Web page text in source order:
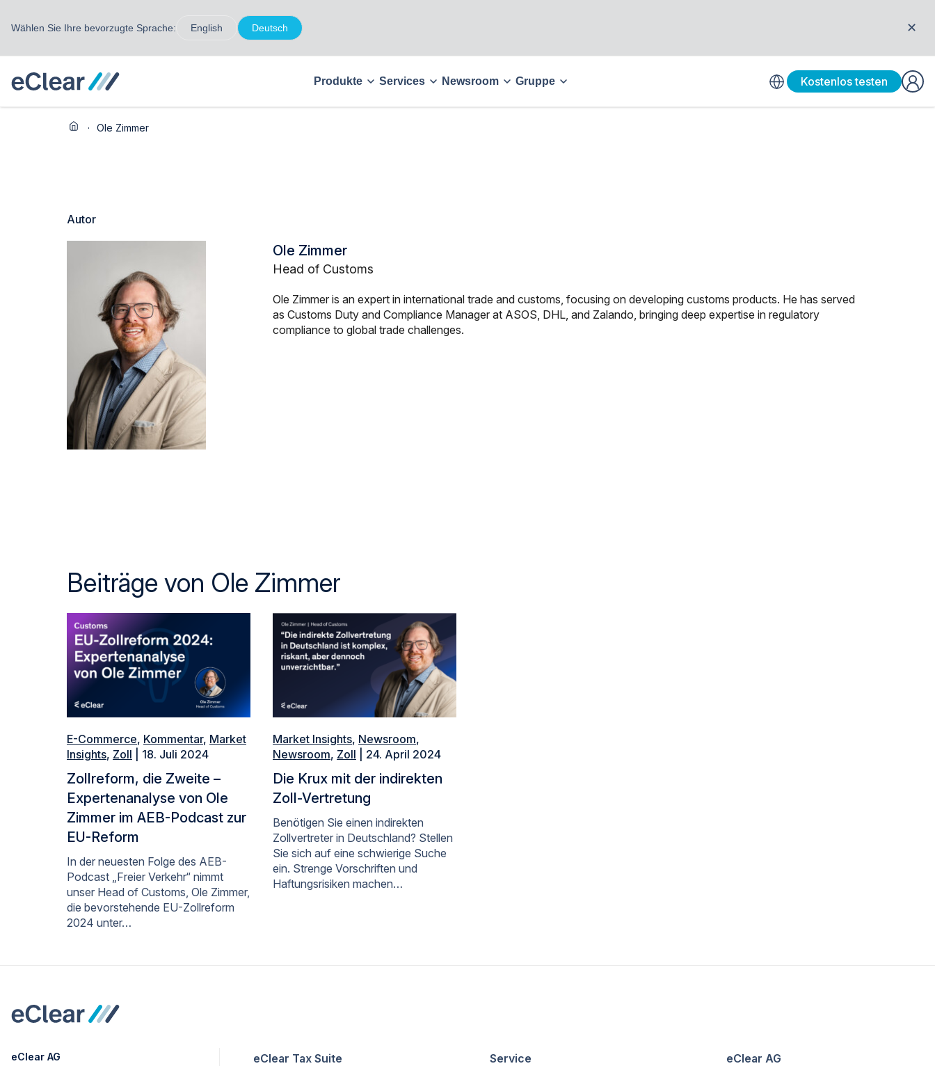
Wählen Sie Ihre bevorzugte Sprache: English Deutsch ✕
Produkte Services Newsroom Gruppe Kostenlos testen
· Ole Zimmer
Autor
Ole Zimmer
Head of Customs
Ole Zimmer is an expert in international trade and customs, focusing on developing customs products. He has served
as Customs Duty and Compliance Manager at ASOS, DHL, and Zalando, bringing deep expertise in regulatory
compliance to global trade challenges.
Beiträge von Ole Zimmer
E-Commerce, Kommentar, Market
Insights, Zoll | 18. Juli 2024
Zollreform, die Zweite –
Expertenanalyse von Ole
Zimmer im AEB-Podcast zur
EU-Reform
In der neuesten Folge des AEB-
Podcast „Freier Verkehr“ nimmt
unser Head of Customs, Ole Zimmer,
die bevorstehende EU-Zollreform
2024 unter…
Market Insights, Newsroom,
Newsroom, Zoll | 24. April 2024
Die Krux mit der indirekten
Zoll-Vertretung
Benötigen Sie einen indirekten
Zollvertreter in Deutschland? Stellen
Sie sich auf eine schwierige Suche
ein. Strenge Vorschriften und
Haftungsrisiken machen…
eClear AG
eClear Tax Suite Service eClear AG